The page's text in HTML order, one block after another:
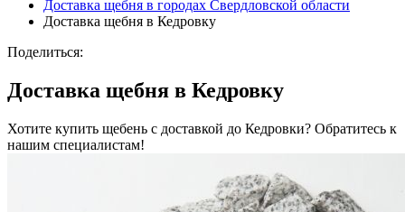
Доставка щебня в городах Свердловской области
Доставка щебня в Кедровку
Поделиться:
Доставка щебня в Кедровку
Хотите купить щебень с доставкой до Кедровки? Обратитесь к
нашим специалистам!